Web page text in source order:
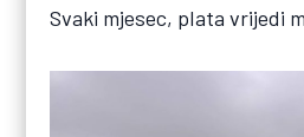
Svaki mjesec, plata vrijedi